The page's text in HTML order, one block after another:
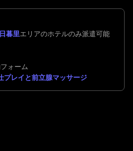
暮里エリアのホテルのみ派遣可能
ォーム
プレイと前立腺マッサージ